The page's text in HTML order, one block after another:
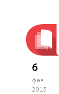
6
фев
2013